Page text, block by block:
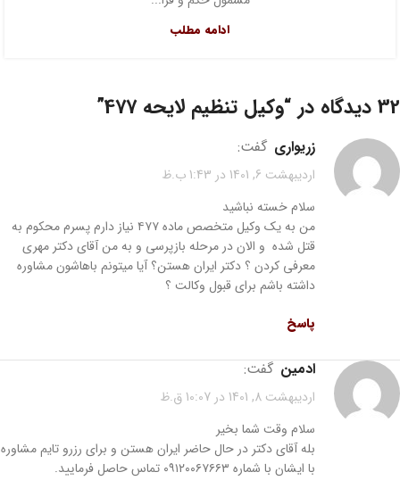
ادامه مطلب
32 دیدگاه در “ وکیل تنظیم لایحه 477 ”
زریواری گفت:
اردیبهشت 6, 1401 در 1:43 ب.ظ
سلام خسته نباشید
من به یک وکیل متخصص ماده ۴۷۷ نیاز دارم پسرم محکوم به
قتل شده و الان در مرحله بازپرسی و به من آقای دکتر مهری
معرفی کردن ؟ دکتر ایران هستن؟ آیا میتونم باهاشون مشاوره
داشته باشم برای قبول وکالت ؟
پاسخ
ادمین گفت:
اردیبهشت 8, 1401 در 10:07 ق.ظ
سلام وقت شما بخیر
بله آقای دکتر در حال حاضر ایران هستن و برای رزرو تایم مشاوره
با ایشان با شماره ۰۹۱۲۰۰۶۷۶۶۳ تماس حاصل فرمایید.